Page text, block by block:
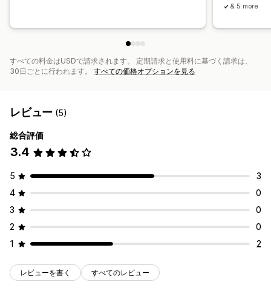
& 5 more
すべての料金はUSDで請求されます。 定期請求と使用料に基づく請求は、
30日ごとに行われます。 すべての価格オプションを見る
レビュー (5)
総合評価
3.4
5
3
4
0
3
0
2
0
1
2
レビューを書く すべてのレビュー